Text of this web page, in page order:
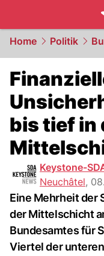
Home Politik
bis tief in
Keystone-
Neuchâtel,
Eine Mehrheit der
der Mittelschicht
Bundesamtes für
Viertel der